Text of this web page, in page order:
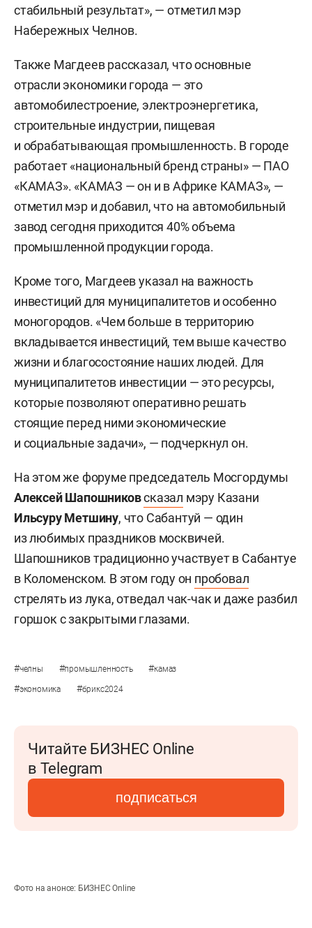
стабильный результат», — отметил мэр
Набережных Челнов.
Также Магдеев рассказал, что основные
отрасли экономики города — это
автомобилестроение, электроэнергетика,
строительные индустрии, пищевая
и обрабатывающая промышленность. В городе
работает «национальный бренд страны» — ПАО
«КАМАЗ». «КАМАЗ — он и в Африке КАМАЗ», —
отметил мэр и добавил, что на автомобильный
завод сегодня приходится 40% объема
промышленной продукции города.
Кроме того, Магдеев указал на важность
инвестиций для муниципалитетов и особенно
моногородов. «Чем больше в территорию
вкладывается инвестиций, тем выше качество
жизни и благосостояние наших людей. Для
муниципалитетов инвестиции — это ресурсы,
которые позволяют оперативно решать
стоящие перед ними экономические
и социальные задачи», — подчеркнул он.
На этом же форуме председатель Мосгордумы
Алексей Шапошниковсказал мэру Казани
Ильсуру Метшину, что Сабантуй — один
из любимых праздников москвичей.
Шапошников традиционно участвует в Сабантуе
в Коломенском. В этом году он пробовал
стрелять из лука, отведал чак-чак и даже разбил
горшок с закрытыми глазами.
#челны #промышленность #камаз
#экономика #брикс2024
Читайте БИЗНЕС Online
в Telegram
подписаться
Фото на анонсе: БИЗНЕС Online